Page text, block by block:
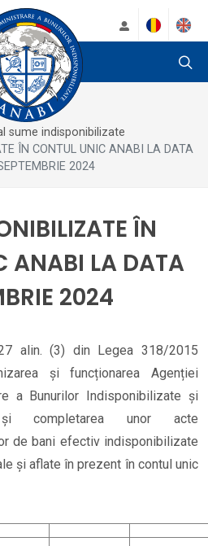
sume indisponibilizate
ÎN CONTUL UNIC ANABI LA DATA
2024
ÎN
ANABI LA DATA
2024
alin. (3) din Legea 318/2015
și funcționarea Agenției
a Bunurilor Indisponibilizate și
completarea unor acte
de bani efectiv indisponibilizate
și aflate în prezent în contul unic